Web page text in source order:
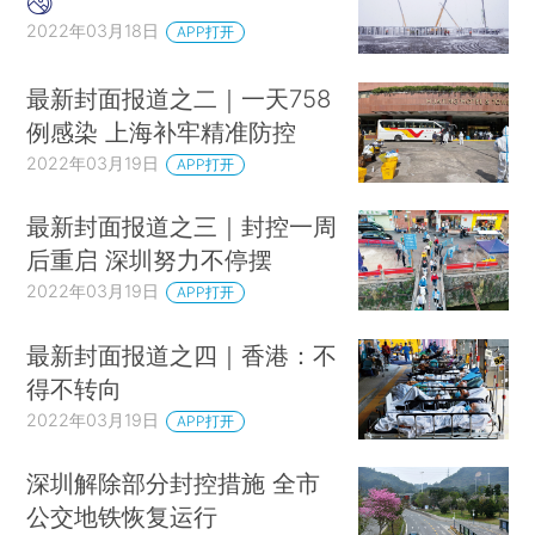
2022年03月18日 APP打开
最新封面报道之二｜一天758
例感染 上海补牢精准防控
2022年03月19日 APP打开
最新封面报道之三｜封控一周
后重启 深圳努力不停摆
2022年03月19日 APP打开
最新封面报道之四｜香港：不
得不转向
2022年03月19日 APP打开
深圳解除部分封控措施 全市
公交地铁恢复运行